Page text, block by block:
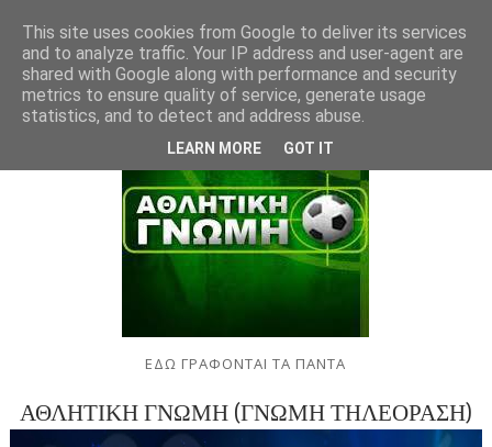
ΕΔΩ ΓΡΑΦΟΝΤΑΙ ΤΑ ΠΑΝΤΑ
ΑΘΛΗΤΙΚΗ ΓΝΩΜΗ (ΓΝΩΜΗ ΤΗΛΕΟΡΑΣΗ)
This site uses cookies from Google to deliver its services
and to analyze traffic. Your IP address and user-agent are
shared with Google along with performance and security
metrics to ensure quality of service, generate usage
statistics, and to detect and address abuse.
LEARN MORE GOT IT